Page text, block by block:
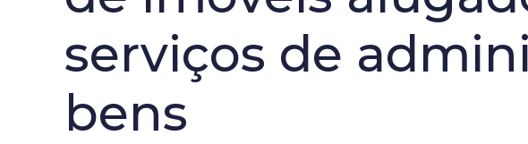
serviços de
bens